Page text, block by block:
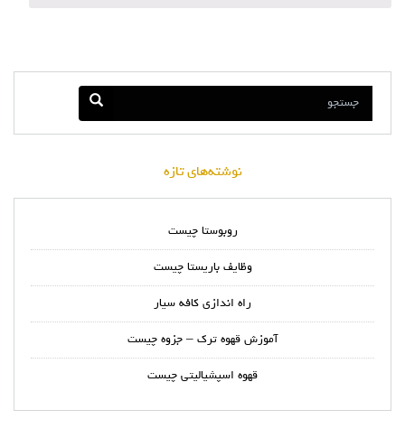
نوشته‌های تازه
روبوستا چیست
وظایف باریستا چیست
راه اندازی کافه سیار
آموزش قهوه ترک – جزوه چیست
قهوه اسپشیالیتی چیست